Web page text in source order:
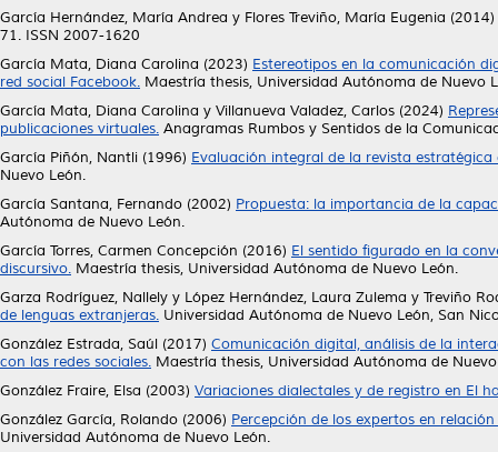
García Hernández, María Andrea y Flores Treviño, María Eugenia (2014)
71. ISSN 2007-1620
García Mata, Diana Carolina (2023) Estereotipos en la comunicación
red social Facebook. Maestría thesis, Universidad Autónoma de Nuevo
García Mata, Diana Carolina y Villanueva Valadez, Carlos (2024)
publicaciones virtuales. Anagramas Rumbos y Sentidos de la
García Piñón, Nantli (1996) Evaluación integral de la revista
Nuevo León.
García Santana, Fernando (2002) Propuesta: la importancia de la
Autónoma de Nuevo León.
García Torres, Carmen Concepción (2016) El sentido figurado en la
discursivo. Maestría thesis, Universidad Autónoma de Nuevo León.
Garza Rodríguez, Nallely y López Hernández, Laura Zulema y Treviño
de lenguas extranjeras. Universidad Autónoma de Nuevo León, San
González Estrada, Saúl (2017) Comunicación digital, análisis de la
con las redes sociales. Maestría thesis, Universidad Autónoma de
González Fraire, Elsa (2003) Variaciones dialectales y de registro en El
González García, Rolando (2006) Percepción de los expertos en
Universidad Autónoma de Nuevo León.